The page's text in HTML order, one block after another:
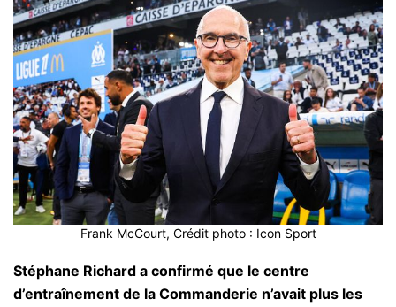
Frank McCourt, Crédit photo : Icon Sport
Stéphane Richard a confirmé que le centre
d’entraînement de la Commanderie n’avait plus les